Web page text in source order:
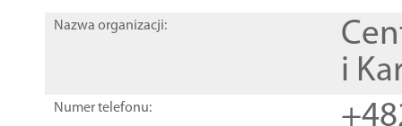
Nazwa organizacji:
i
Numer telefonu: